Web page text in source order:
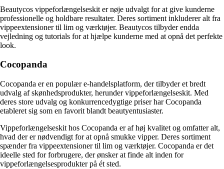
Beautycos vippeforlængelseskit er nøje udvalgt for at give kunderne
professionelle og holdbare resultater. Deres sortiment inkluderer alt fra
vippeextensioner til lim og værktøjer. Beautycos tilbyder endda
vejledning og tutorials for at hjælpe kunderne med at opnå det perfekte
look.
Cocopanda
Cocopanda er en populær e-handelsplatform, der tilbyder et bredt
udvalg af skønhedsprodukter, herunder vippeforlængelseskit. Med
deres store udvalg og konkurrencedygtige priser har Cocopanda
etableret sig som en favorit blandt beautyentusiaster.
Vippeforlængelseskit hos Cocopanda er af høj kvalitet og omfatter alt,
hvad der er nødvendigt for at opnå smukke vipper. Deres sortiment
spænder fra vippeextensioner til lim og værktøjer. Cocopanda er det
ideelle sted for forbrugere, der ønsker at finde alt inden for
vippeforlængelsesprodukter på ét sted.